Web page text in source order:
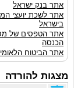
אתר בנק ישראל
אתר לשכת יועצי
בישראל
אתר הטפסים של
הכנסה
אתר הביטוח הלאומי
מצגות להורדה